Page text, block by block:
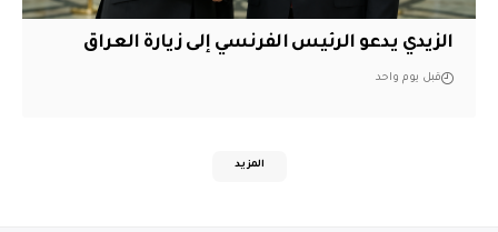
الزيدي يدعو الرئيس الفرنسي إلى زيارة العراق
قبل يوم واحد
المزيد